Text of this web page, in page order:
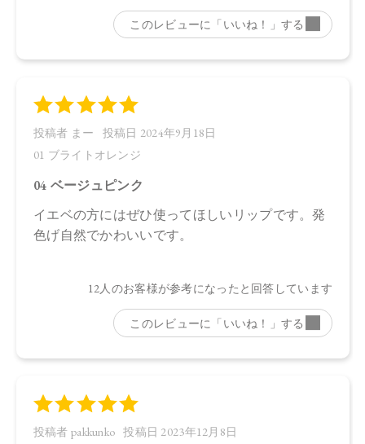
モジ果実油、イランイラン花油、ミツロウ、トコフェロー
ル、水酸化Ａｌ、（＋／－）マイカ、酸化チタン、酸化鉄、
黄４、赤２０２、赤２０１、グンジョウ
【原産国】
日本
【メーカー品番】
・01：4570106724583
・02：4570106724590
・03：4570106724606
・04：4570106724613
・06：4570106724637
・08：4570106724651
・09：4570106724668
・10：4570106724675
【店舗発売日】
Cosme Kitchen 2023/7/29
Biople 2023/7/29